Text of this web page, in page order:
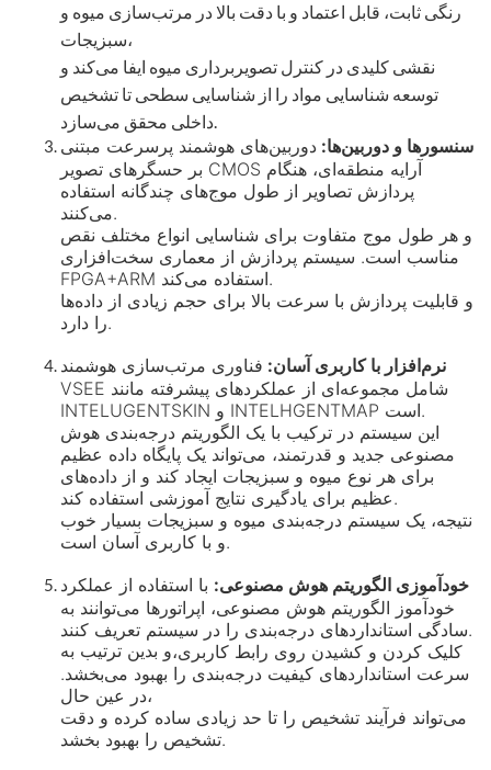
رنگی ثابت، قابل اعتماد و با دقت بالا در مرتب‌سازی میوه و
سبزیجات،
نقشی کلیدی در کنترل تصویربرداری میوه ایفا می‌کند و
توسعه شناسایی مواد را از شناسایی سطحی تا تشخیص
سنسورها و دوربین‌ها: دوربین‌های هوشمند پرسرعت مبتنی
بر حسگرهای تصویر CMOS آرایه منطقه‌ای، هنگام
پردازش تصاویر از طول موج‌های چندگانه استفاده
و هر طول موج متفاوت برای شناسایی انواع مختلف نقص
مناسب است. سیستم پردازش از معماری سخت‌افزاری
و قابلیت پردازش با سرعت بالا برای حجم زیادی از داده‌ها
نرم‌افزار با کاربری آسان: فناوری مرتب‌سازی هوشمند
VSEE شامل مجموعه‌ای از عملکردهای پیشرفته مانند
این سیستم در ترکیب با یک الگوریتم درجه‌بندی هوش
مصنوعی جدید و قدرتمند، می‌تواند یک پایگاه داده عظیم
برای هر نوع میوه و سبزیجات ایجاد کند و از داده‌های
نتیجه، یک سیستم درجه‌بندی میوه و سبزیجات بسیار خوب
خودآموزی الگوریتم هوش مصنوعی: با استفاده از عملکرد
خودآموز الگوریتم هوش مصنوعی، اپراتورها می‌توانند به
کلیک کردن و کشیدن روی رابط کاربری،و بدین ترتیب به
سرعت استانداردهای کیفیت درجه‌بندی را بهبود می‌بخشد.
در عین حال،
می‌تواند فرآیند تشخیص را تا حد زیادی ساده کرده و دقت